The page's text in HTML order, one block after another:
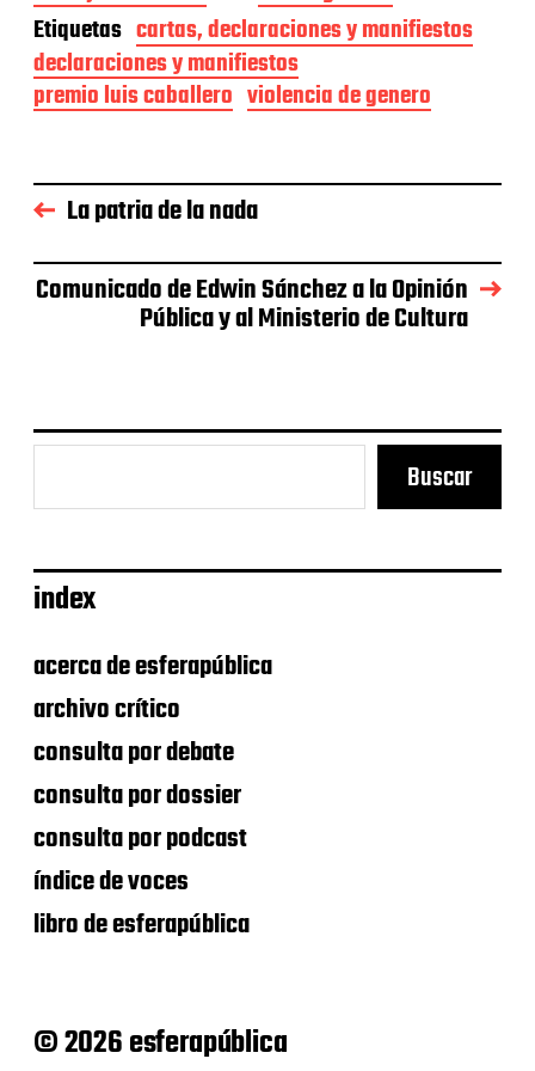
e
c
h
a
d
a
e
t
r
a
Etiquetas cartas, declaraciones y manifiestos
declaraciones y manifiestos
premio luis caballero violencia de genero
La patria de la nada
Comunicado de Edwin Sánchez a la Opinión
Pública y al Ministerio de Cultura
Buscar
index
acerca de esferapública
archivo crítico
consulta por debate
consulta por dossier
consulta por podcast
índice de voces
libro de esferapública
© 2026 esferapública